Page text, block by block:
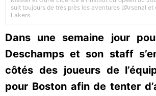
suit toujours de très près les aventures d’Arsenal
Lakers.
Dans une semaine jour
Deschamps et son staff
côtés des joueurs de
pour Boston afin de tenter